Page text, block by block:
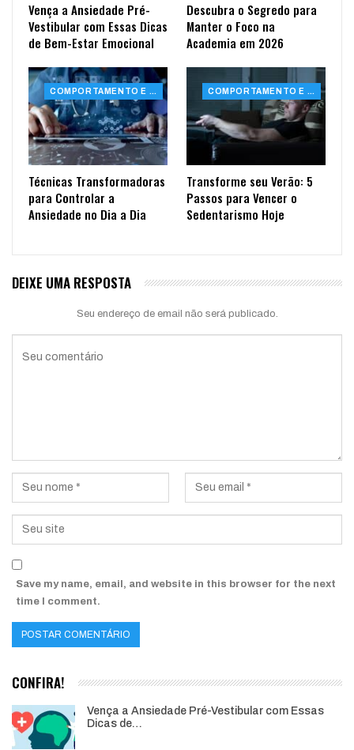
Vença a Ansiedade Pré-
Vestibular com Essas Dicas
de Bem-Estar Emocional
Descubra o Segredo para
Manter o Foco na
Academia em 2026
COMPORTAMENTO E SAÚDE
Técnicas Transformadoras
para Controlar a
Ansiedade no Dia a Dia
COMPORTAMENTO E SAÚDE
Transforme seu Verão: 5
Passos para Vencer o
Sedentarismo Hoje
DEIXE UMA RESPOSTA
Seu endereço de email não será publicado.
Save my name, email, and website in this browser for the next
time I comment.
CONFIRA!
Vença a Ansiedade Pré-Vestibular com Essas
Dicas de…